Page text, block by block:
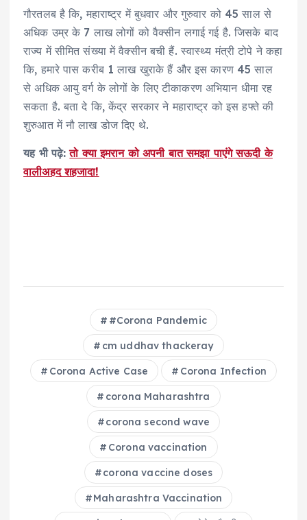
गौरतलब है कि, महाराष्ट्र में बुधवार और गुरुवार को 45 साल से
अधिक उम्र के 7 लाख लोगों को वैक्सीन लगाई गई है. जिसके बाद
राज्य में सीमित संख्या में वैक्सीन बची हैं. स्वास्थ्य मंत्री टोपे ने कहा
कि, हमारे पास करीब 1 लाख खुराके हैं और इस कारण 45 साल
से अधिक आयु वर्ग के लोगों के लिए टीकाकरण अभियान धीमा रह
सकता है. बता दे कि, केंद्र सरकार ने महाराष्ट्र को इस हफ्ते की
शुरुआत में नौ लाख डोज दिए थे.
यह भी पढ़े:तो क्या इमरान को अपनी बात समझा पाएंगे सऊदी के
वालीअहद शहजादा!
#Corona Pandemic
cm uddhav thackeray
Corona Active Case Corona Infection
corona Maharashtra
corona second wave
Corona vaccination
corona vaccine doses
Maharashtra Vaccination